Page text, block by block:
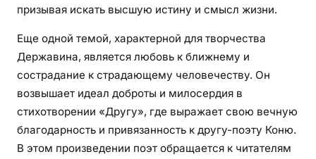
призывая искать высшую истину и смысл жизни.
Еще одной темой, характерной для творчества
Державина, является любовь к ближнему и
сострадание к страдающему человечеству. Он
возвышает идеал доброты и милосердия в
стихотворении «Другу», где выражает свою вечную
благодарность и привязанность к другу-поэту Коню.
В этом произведении поэт обращается к читателям